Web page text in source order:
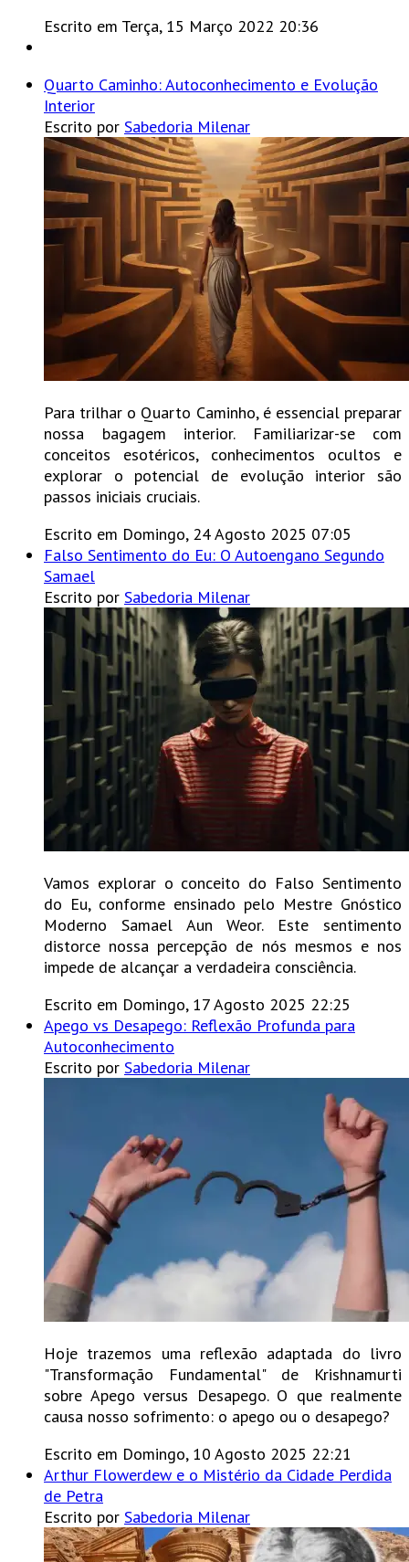
Escrito em Terça, 15 Março 2022 20:36
Quarto Caminho: Autoconhecimento e Evolução
Interior
Escrito por Sabedoria Milenar
Para trilhar o Quarto Caminho, é essencial preparar
nossa bagagem interior. Familiarizar-se com
conceitos esotéricos, conhecimentos ocultos e
explorar o potencial de evolução interior são
passos iniciais cruciais.
Escrito em Domingo, 24 Agosto 2025 07:05
Falso Sentimento do Eu: O Autoengano Segundo
Samael
Escrito por Sabedoria Milenar
Vamos explorar o conceito do Falso Sentimento
do Eu, conforme ensinado pelo Mestre Gnóstico
Moderno Samael Aun Weor. Este sentimento
distorce nossa percepção de nós mesmos e nos
impede de alcançar a verdadeira consciência.
Escrito em Domingo, 17 Agosto 2025 22:25
Apego vs Desapego: Reflexão Profunda para
Autoconhecimento
Escrito por Sabedoria Milenar
Hoje trazemos uma reflexão adaptada do livro
"Transformação Fundamental" de Krishnamurti
sobre Apego versus Desapego. O que realmente
causa nosso sofrimento: o apego ou o desapego?
Escrito em Domingo, 10 Agosto 2025 22:21
Arthur Flowerdew e o Mistério da Cidade Perdida
de Petra
Escrito por Sabedoria Milenar